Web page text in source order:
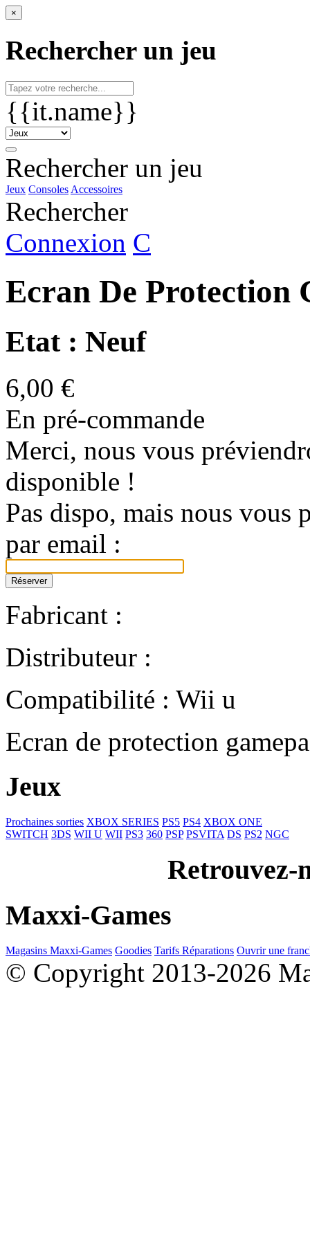
×
Rechercher un jeu
{{it.name}}
Rechercher un jeu
Jeux Consoles Accessoires
Rechercher
Connexion C
Ecran De Protection
Etat : Neuf
6,00 €
En pré-commande
Merci, nous vous
disponible !
Pas dispo, mais nous vous
par email :
Fabricant :
Distributeur :
Compatibilité : Wii u
Ecran de protection
Jeux
Prochaines sorties XBOX SERIES PS5 PS4 XBOX ONE
SWITCH 3DS WII U WII PS3 360 PSP PSVITA DS PS2 NGC
Retrouvez-
Maxxi-Games
Magasins Maxxi-Games Goodies Tarifs Réparations Ouvrir une
© Copyright 2013-2026